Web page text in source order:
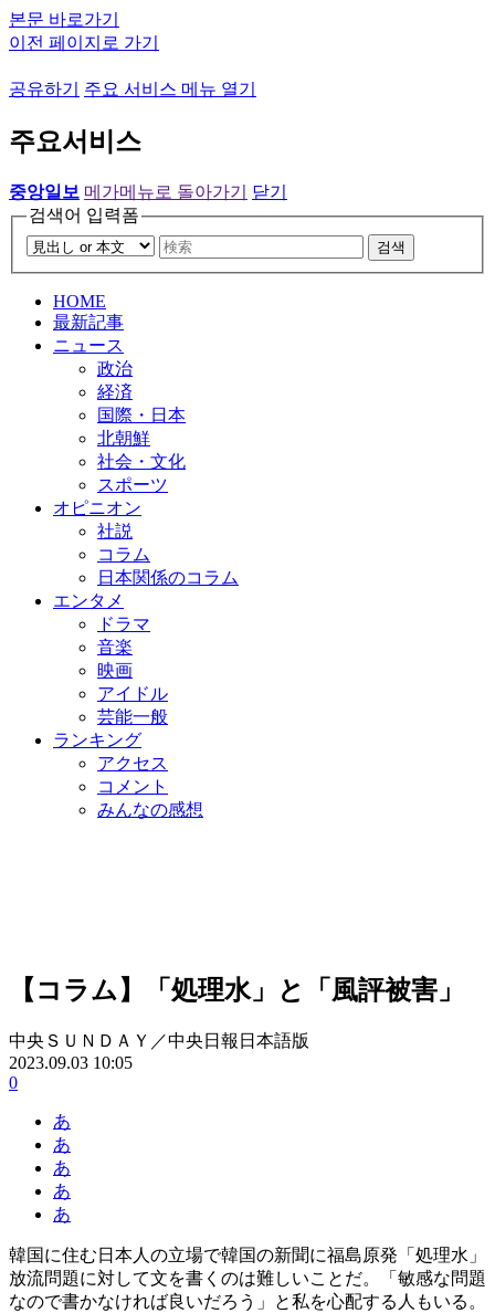
본문 바로가기
이전 페이지로 가기
공유하기 주요 서비스 메뉴 열기
주요서비스
중앙일보 메가메뉴로 돌아가기
닫기
검색어 입력폼
검색
HOME
最新記事
ニュース
政治
経済
国際・日本
北朝鮮
社会・文化
スポーツ
オピニオン
社説
コラム
日本関係のコラム
エンタメ
ドラマ
音楽
映画
アイドル
芸能一般
ランキング
アクセス
コメント
みんなの感想
【コラム】「処理水」と「風評被害」
中央ＳＵＮＤＡＹ／中央日報日本語版
2023.09.03 10:05
0
あ
あ
あ
あ
あ
韓国に住む日本人の立場で韓国の新聞に福島原発「処理水」
放流問題に対して文を書くのは難しいことだ。「敏感な問題
なので書かなければ良いだろう」と私を心配する人もいる。